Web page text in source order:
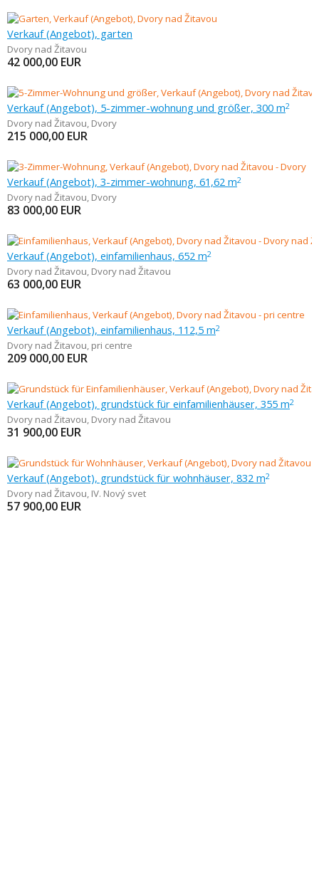
Verkauf (Angebot), garten
Dvory nad Žitavou
42 000,00 EUR
Verkauf (Angebot), 5-zimmer-wohnung und größer, 300 m2
Dvory nad Žitavou, Dvory
215 000,00 EUR
Verkauf (Angebot), 3-zimmer-wohnung, 61,62 m2
Dvory nad Žitavou, Dvory
83 000,00 EUR
Verkauf (Angebot), einfamilienhaus, 652 m2
Dvory nad Žitavou, Dvory nad Žitavou
63 000,00 EUR
Verkauf (Angebot), einfamilienhaus, 112,5 m2
Dvory nad Žitavou, pri centre
209 000,00 EUR
Verkauf (Angebot), grundstück für einfamilienhäuser, 355 m2
Dvory nad Žitavou, Dvory nad Žitavou
31 900,00 EUR
Verkauf (Angebot), grundstück für wohnhäuser, 832 m2
Dvory nad Žitavou, IV. Nový svet
57 900,00 EUR